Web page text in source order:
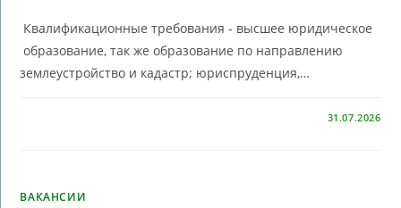
Квалификационные требования - высшее юридическое
образование, так же образование по направлению
землеустройство и кадастр; юриспруденция,…
31.07.2026
ВАКАНСИИ